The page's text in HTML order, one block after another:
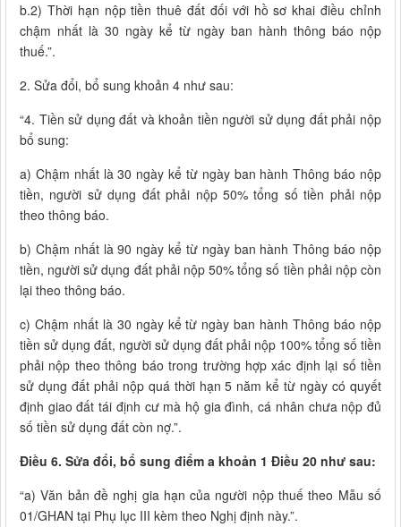
b.2) Thời hạn nộp tiền thuê đất đối với hồ sơ khai điều chỉnh
chậm nhất là 30 ngày kể từ ngày ban hành thông báo nộp
thuế.”.
2. Sửa đổi, bổ sung khoản 4 như sau:
“4. Tiền sử dụng đất và khoản tiền người sử dụng đất phải nộp
bổ sung:
a) Chậm nhất là 30 ngày kể từ ngày ban hành Thông báo nộp
tiền, người sử dụng đất phải nộp 50% tổng số tiền phải nộp
theo thông báo.
b) Chậm nhất là 90 ngày kể từ ngày ban hành Thông báo nộp
tiền, người sử dụng đất phải nộp 50% tổng số tiền phải nộp còn
lại theo thông báo.
c) Chậm nhất là 30 ngày kể từ ngày ban hành Thông báo nộp
tiền sử dụng đất, người sử dụng đất phải nộp 100% tổng số tiền
phải nộp theo thông báo trong trường hợp xác định lại số tiền
sử dụng đất phải nộp quá thời hạn 5 năm kể từ ngày có quyết
định giao đất tái định cư mà hộ gia đình, cá nhân chưa nộp đủ
số tiền sử dụng đất còn nợ.”.
Điều 6. Sửa đổi, bổ sung điểm a khoản 1 Điều 20 như sau:
“a) Văn bản đề nghị gia hạn của người nộp thuế theo Mẫu số
01/GHAN tại Phụ lục III kèm theo Nghị định này.”.